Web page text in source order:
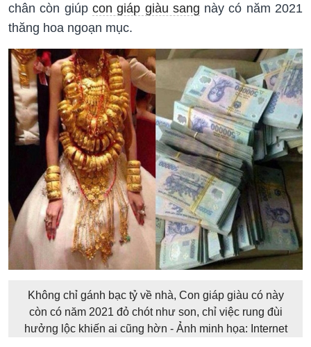
chân còn giúp con giáp giàu sang này có năm 2021
thăng hoa ngoạn mục.
Không chỉ gánh bạc tỷ về nhà, Con giáp giàu có này
còn có năm 2021 đỏ chót như son, chỉ việc rung đùi
hưởng lộc khiến ai cũng hờn - Ảnh minh họa: Internet